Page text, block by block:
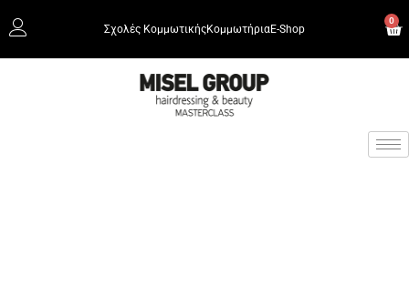
Σχολές ΚομμωτικήςΚομμωτήριαΕ-Shop
0